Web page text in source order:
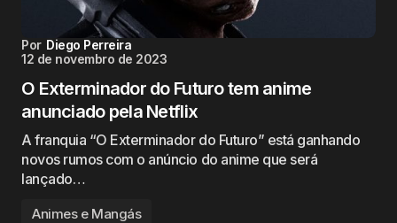
Por Diego Perreira
12 de novembro de 2023
O Exterminador do Futuro tem anime
anunciado pela Netflix
A franquia “O Exterminador do Futuro” está ganhando
novos rumos com o anúncio do anime que será
lançado…
Animes e Mangás